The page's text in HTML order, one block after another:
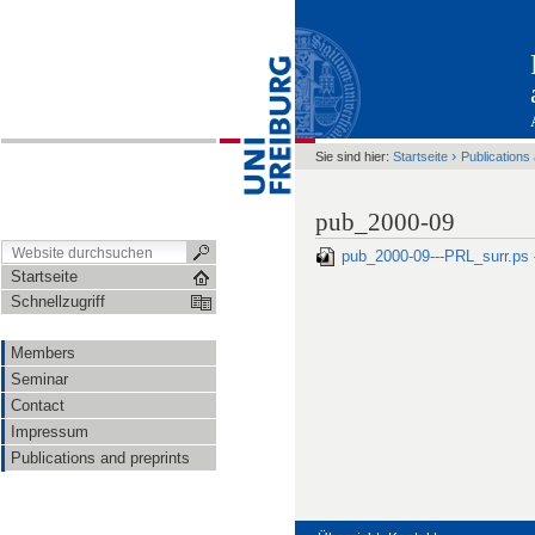
Startseite
Schnellzugriff
Members
Seminar
Contact
Impressum
Publications and preprints
Sie sind hier: Startseite › Publications
pub_2000-09
pub_2000-09---PRL_surr.ps